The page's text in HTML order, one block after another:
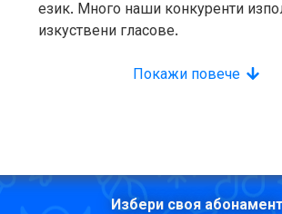
език. Много наши конкуренти
изкуствени гласове.
Покажи повече
Избери своя абонамент